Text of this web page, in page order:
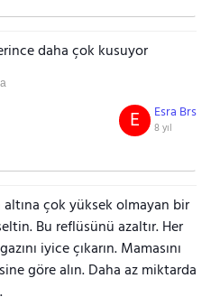
daha çok kusuyor
Esra Brs
8 yıl
E
altına çok yüksek olmayan bir
Bu reflüsünü azaltır. Her
iyice çıkarın. Mamasını
göre alın. Daha az miktarda